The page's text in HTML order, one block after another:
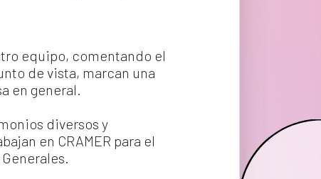
equipo, comentando el
de vista, marcan una
en general.
diversos y
en CRAMER para el